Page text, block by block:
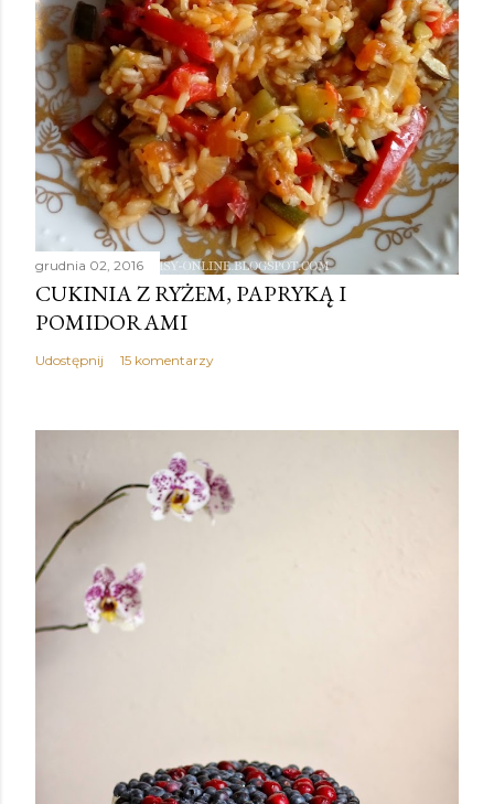
grudnia 02, 2016
CUKINIA Z RYŻEM, PAPRYKĄ I
POMIDORAMI
Udostępnij 15 komentarzy